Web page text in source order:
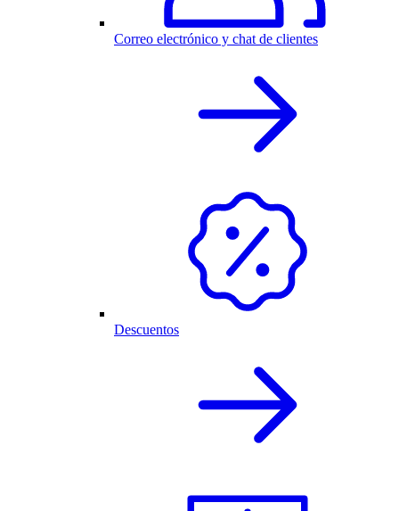
Correo electrónico y chat de clientes
Descuentos